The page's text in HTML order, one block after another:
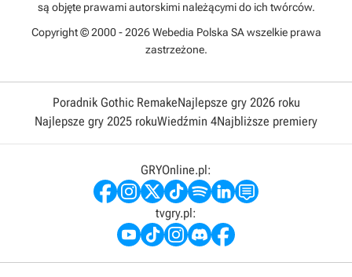
są objęte prawami autorskimi należącymi do ich twórców.
Copyright © 2000 - 2026 Webedia Polska SA wszelkie prawa
zastrzeżone.
Poradnik Gothic RemakeNajlepsze gry 2026 roku
Najlepsze gry 2025 rokuWiedźmin 4Najbliższe premiery
GRYOnline.pl:
tvgry.pl: